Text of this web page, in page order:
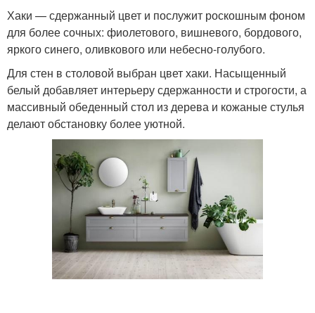
Хаки — сдержанный цвет и послужит роскошным фоном
для более сочных: фиолетового, вишневого, бордового,
яркого синего, оливкового или небесно-голубого.
Для стен в столовой выбран цвет хаки. Насыщенный
белый добавляет интерьеру сдержанности и строгости, а
массивный обеденный стол из дерева и кожаные стулья
делают обстановку более уютной.